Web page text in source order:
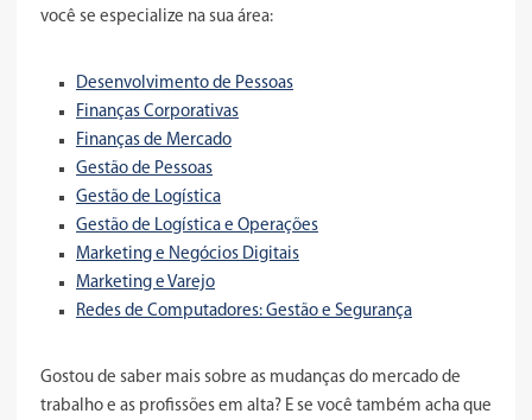
você se especialize na sua área:
Desenvolvimento de Pessoas
Finanças Corporativas
Finanças de Mercado
Gestão de Pessoas
Gestão de Logística
Gestão de Logística e Operações
Marketing e Negócios Digitais
Marketing e Varejo
Redes de Computadores: Gestão e Segurança
Gostou de saber mais sobre as mudanças do mercado de
trabalho e as profissões em alta? E se você também acha que